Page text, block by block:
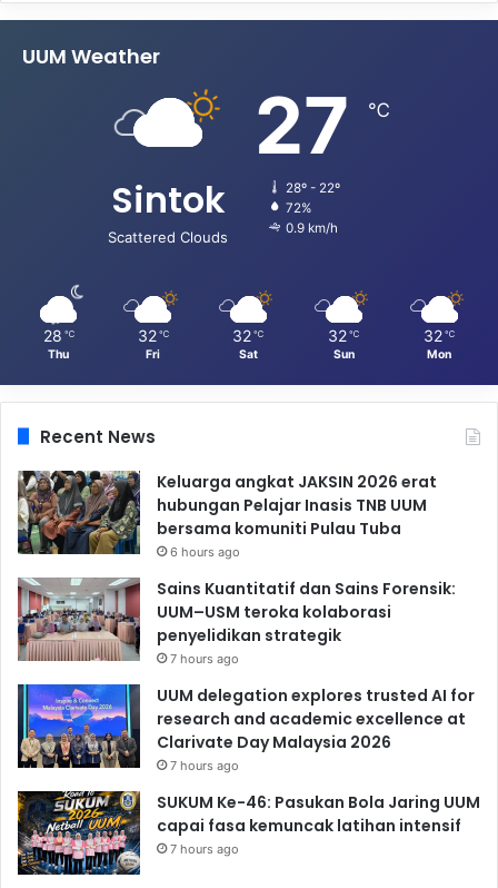
UUM Weather
Sintok
Scattered Clouds
27 ℃
28º - 22º
72%
0.9 km/h
28 ℃
Thu
32 ℃
Fri
32 ℃
Sat
32 ℃
Sun
32 ℃
Mon
Recent News
Keluarga angkat JAKSIN 2026 erat
hubungan Pelajar Inasis TNB UUM
bersama komuniti Pulau Tuba
6 hours ago
Sains Kuantitatif dan Sains Forensik:
UUM–USM teroka kolaborasi
penyelidikan strategik
7 hours ago
UUM delegation explores trusted AI for
research and academic excellence at
Clarivate Day Malaysia 2026
7 hours ago
SUKUM Ke-46: Pasukan Bola Jaring UUM
capai fasa kemuncak latihan intensif
7 hours ago